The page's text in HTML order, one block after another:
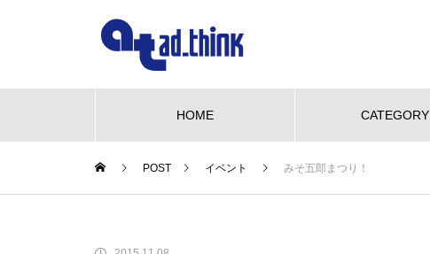
HOME CATEGORY
NEW OPEN グルメ ビューティー
POST イベント みそ五郎まつり！